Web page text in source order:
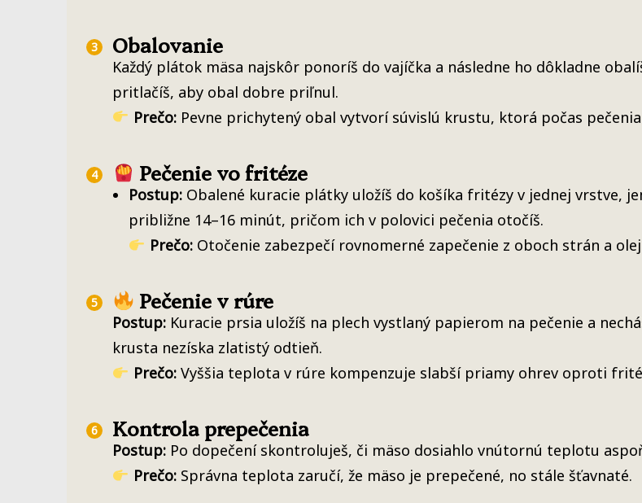
Obalovanie
Každý plátok mäsa najskôr ponoríš do vajíčka a následne ho dôkladne
pritlačíš, aby obal dobre priľnul.
Prečo:Pevne prichytený obal vytvorí súvislú krustu, ktorá počas pečenia
Pečenie vo fritéze
Postup: Obalené kuracie plátky uložíš do košíka fritézy v jednej vrstve,
približne 14–16 minút, pričom ich v polovici pečenia otočíš.
Prečo:Otočenie zabezpečí rovnomerné zapečenie z oboch strán a
Pečenie v rúre
Postup: Kuracie prsia uložíš na plech vystlaný papierom na pečenie a
krusta nezíska zlatistý odtieň.
Prečo:Vyššia teplota v rúre kompenzuje slabší priamy ohrev oproti
Kontrola prepečenia
Postup: Po dopečení skontroluješ, či mäso dosiahlo vnútornú teplotu
Prečo:Správna teplota zaručí, že mäso je prepečené, no stále šťavnaté.